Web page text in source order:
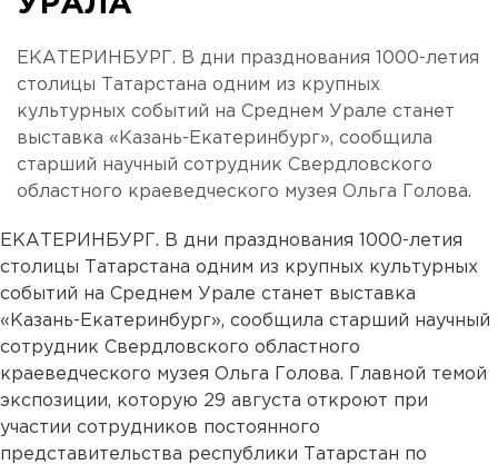
ЕКАТЕРИНБУРГ. В дни празднования 1000-летия
столицы Татарстана одним из крупных
культурных событий на Среднем Урале станет
выставка «Казань-Екатеринбург», сообщила
старший научный сотрудник Свердловского
областного краеведческого музея Ольга Голова.
ЕКАТЕРИНБУРГ. В дни празднования 1000-летия
столицы Татарстана одним из крупных культурных
событий на Среднем Урале станет выставка
«Казань-Екатеринбург», сообщила старший научный
сотрудник Свердловского областного
краеведческого музея Ольга Голова. Главной темой
экспозиции, которую 29 августа откроют при
участии сотрудников постоянного
представительства республики Татарстан по